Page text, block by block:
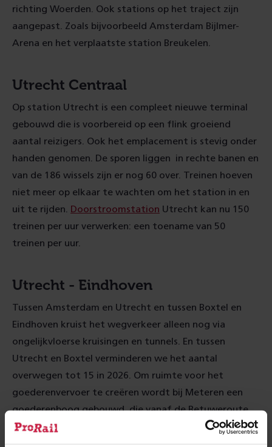
richting Woerden. Ook stations op het traject zijn
aangepast. Zoals bijvoorbeeld Amsterdam Bijlmer-
Arena en het verplaatste station Breukelen.
Utrecht Centraal
Op station Utrecht is een compleet nieuwe terminal
gebouwd die is voorbereid op een flink groeiend
aantal reizigers. Ook het emplacement is stevig onder
handen genomen. De sporen liggen in rechte banen en
van de 186 wissels zijn er nog 60 over. Treinen hoeven
niet meer op elkaar te wachten om het station in en
uit te rijden.
Doorstroomstation Utrecht kan nu 150
treinen per uur verwerken: een toename van 50
treinen per uur.
Utrecht - Eindhoven
Tussen Amsterdam en Utrecht en tussen Boxtel en
Eindhoven kruist het wegverkeer alleen nog via
ongelijkvloerse kruisingen en tunnels. En tussen
Utrecht en Boxtel verminderen we het aantal
overwegen tot 15 in 2026. Om ruimte voor het
goederenvervoer te creëren wordt bij Meteren een
goederenboog gebouwd, die vanaf de Betuweroute
toegang biedt op het spoor richting het Zuiden.